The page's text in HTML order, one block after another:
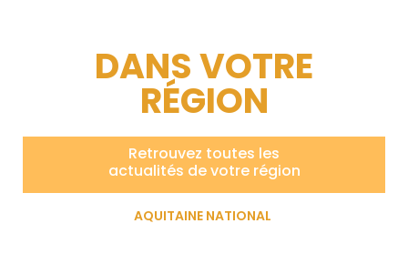
DANS VOTRE
RÉGION
Retrouvez toutes les
actualités de votre région
AQUITAINE NATIONAL